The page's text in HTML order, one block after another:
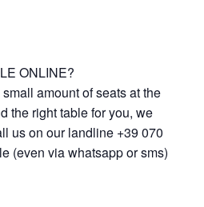
ONLINE?
amount of seats at the
the right table for you, we
us on our landline +39 070
(even via whatsapp or sms)